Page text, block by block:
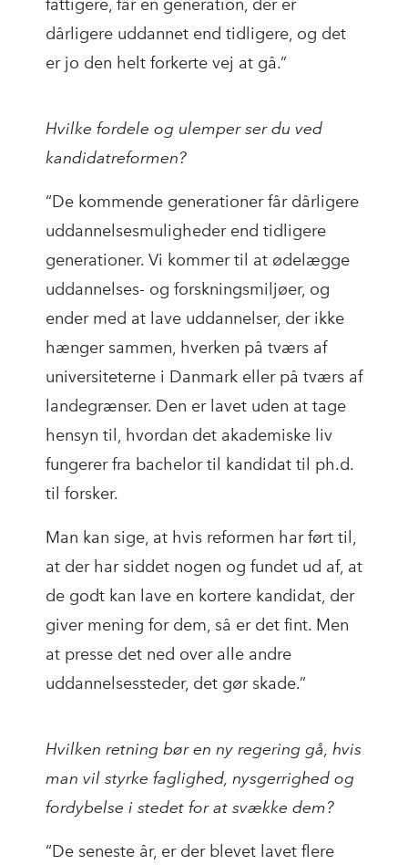
fattigere, får en generation, der er
dårligere uddannet end tidligere, og det
er jo den helt forkerte vej at gå.”
Hvilke fordele og ulemper ser du ved
kandidatreformen?
“De kommende generationer får dårligere
uddannelsesmuligheder end tidligere
generationer. Vi kommer til at ødelægge
uddannelses- og forskningsmiljøer, og
ender med at lave uddannelser, der ikke
hænger sammen, hverken på tværs af
universiteterne i Danmark eller på tværs af
landegrænser. Den er lavet uden at tage
hensyn til, hvordan det akademiske liv
fungerer fra bachelor til kandidat til ph.d.
til forsker.
Man kan sige, at hvis reformen har ført til,
at der har siddet nogen og fundet ud af, at
de godt kan lave en kortere kandidat, der
giver mening for dem, så er det fint. Men
at presse det ned over alle andre
uddannelsessteder, det gør skade.”
Hvilken retning bør en ny regering gå, hvis
man vil styrke faglighed, nysgerrighed og
fordybelse i stedet for at svække dem?
“De seneste år, er der blevet lavet flere